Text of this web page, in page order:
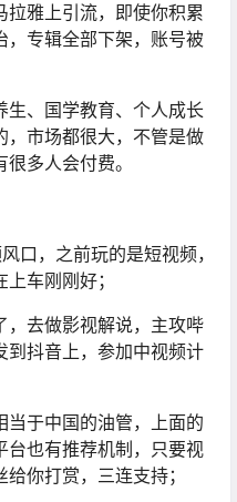
拉雅上引流，即使你积累
，专辑全部下架，账号被
生、国学教育、个人成长
，市场都很大，不管是做
多人会付费。
口，之前玩的是短视频，
车刚刚好；
，去做影视解说，主攻哔
到抖音上，参加中视频计
当于中国的油管，上面的
台也有推荐机制，只要视
你打赏，三连支持；